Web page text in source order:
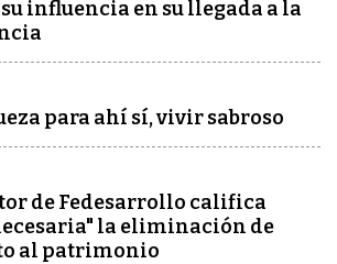
influencia en su llegada a la
para ahí sí, vivir sabroso
de Fedesarrollo califica
la eliminación de
al patrimonio